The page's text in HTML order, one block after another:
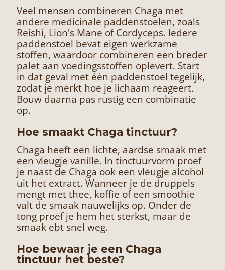
Veel mensen combineren Chaga met
andere medicinale paddenstoelen, zoals
Reishi, Lion's Mane of Cordyceps. Iedere
paddenstoel bevat eigen werkzame
stoffen, waardoor combineren een breder
palet aan voedingsstoffen oplevert. Start
in dat geval met één paddenstoel tegelijk,
zodat je merkt hoe je lichaam reageert.
Bouw daarna pas rustig een combinatie
op.
Hoe smaakt Chaga tinctuur?
Chaga heeft een lichte, aardse smaak met
een vleugje vanille. In tinctuurvorm proef
je naast de Chaga ook een vleugje alcohol
uit het extract. Wanneer je de druppels
mengt met thee, koffie of een smoothie
valt de smaak nauwelijks op. Onder de
tong proef je hem het sterkst, maar de
smaak ebt snel weg.
Hoe bewaar je een Chaga
tinctuur het beste?